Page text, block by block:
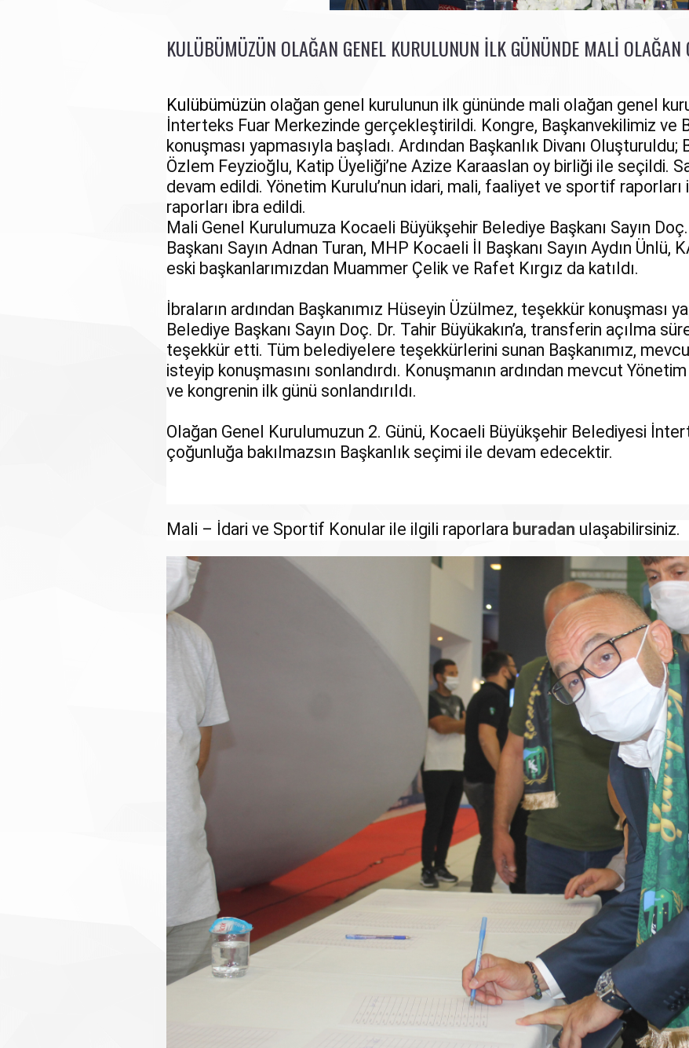
KULÜBÜMÜZÜN OLAĞAN GENEL KURULUNUN ILK GÜNÜNDE MALI OLAĞAN
Kulübümüzün olağan genel kurulunun ilk gününde mali olağan genel
İnterteks Fuar Merkezinde gerçekleştirildi. Kongre, Başkanvekilimiz ve
konuşması yapmasıyla başladı. Ardından Başkanlık Divanı Oluşturuldu;
Özlem Feyzioğlu, Katip Üyeliği’ne Azize Karaaslan oy birliği ile seçildi.
devam edildi. Yönetim Kurulu’nun idari, mali, faaliyet ve sportif
raporları ibra edildi.
Mali Genel Kurulumuza Kocaeli Büyükşehir Belediye Başkanı Sayın
Başkanı Sayın Adnan Turan, MHP Kocaeli İl Başkanı Sayın Aydın Ünlü,
eski başkanlarımızdan Muammer Çelik ve Rafet Kırgız da katıldı.
İbraların ardından Başkanımız Hüseyin Üzülmez, teşekkür konuşması
Belediye Başkanı Sayın Doç. Dr. Tahir Büyükakın’a, transferin açılma
teşekkür etti. Tüm belediyelere teşekkürlerini sunan Başkanımız,
isteyip konuşmasını sonlandırdı. Konuşmanın ardından mevcut
ve kongrenin ilk günü sonlandırıldı.
Olağan Genel Kurulumuzun 2. Günü, Kocaeli Büyükşehir Belediyesi
çoğunluğa bakılmazsın Başkanlık seçimi ile devam edecektir.
Mali – İdari ve Sportif Konular ile ilgili raporlara buradan ulaşabilirsiniz.